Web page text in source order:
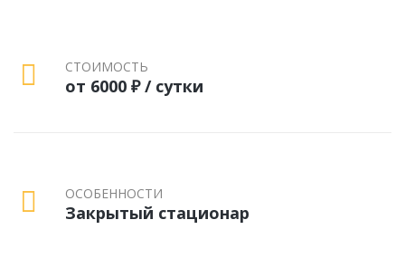
СТОИМОСТЬ
от 6000 ₽ / сутки
ОСОБЕННОСТИ
Закрытый стационар